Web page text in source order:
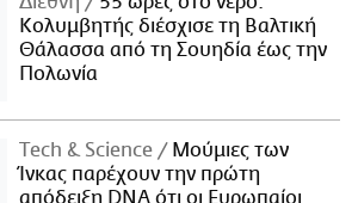
Κολυμβητής διέσχισε τη Βαλτική
Θάλασσα από τη Σουηδία έως την
Πολωνία
Τech & Science
Μούμιες των
Ίνκας παρέχουν την πρώτη
απόδειξη DNA ότι οι Ευρωπαίοι